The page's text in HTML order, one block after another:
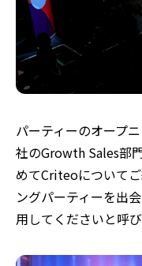
パーティーのオープ
社のGrowth Sales部
めてCriteoについて
ングパーティーを出
用してくださいと呼